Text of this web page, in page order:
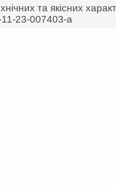
та якісних
11-23-007403-а